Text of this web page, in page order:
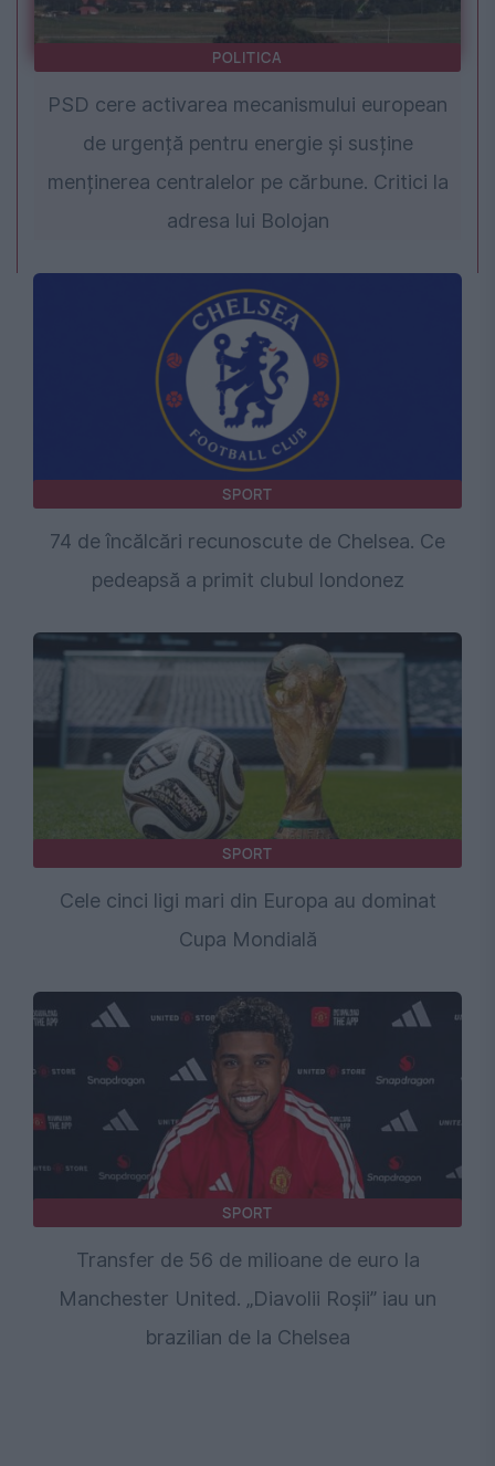
POLITICA
PSD cere activarea mecanismului european
de urgență pentru energie și susține
menținerea centralelor pe cărbune. Critici la
adresa lui Bolojan
SPORT
74 de încălcări recunoscute de Chelsea. Ce
pedeapsă a primit clubul londonez
SPORT
Cele cinci ligi mari din Europa au dominat
Cupa Mondială
SPORT
Transfer de 56 de milioane de euro la
Manchester United. „Diavolii Roșii” iau un
brazilian de la Chelsea